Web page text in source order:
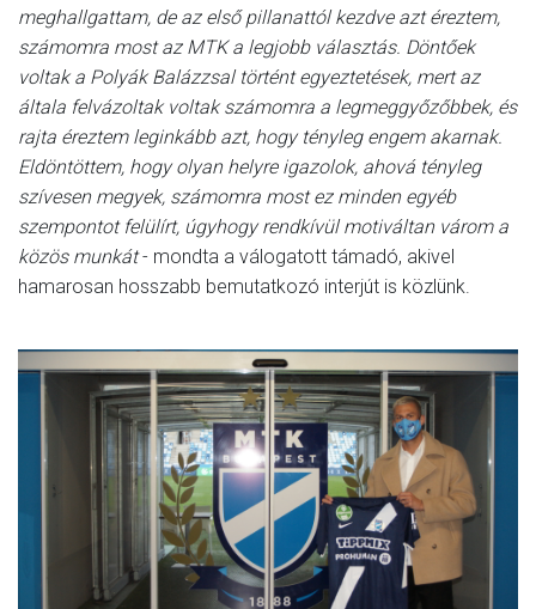
meghallgattam, de az első pillanattól kezdve azt éreztem,
számomra most az MTK a legjobb választás. Döntőek
voltak a Polyák Balázzsal történt egyeztetések, mert az
általa felvázoltak voltak számomra a legmeggyőzőbbek, és
rajta éreztem leginkább azt, hogy tényleg engem akarnak.
Eldöntöttem, hogy olyan helyre igazolok, ahová tényleg
szívesen megyek, számomra most ez minden egyéb
szempontot felülírt, úgyhogy rendkívül motiváltan várom a
közös munkát- mondta a válogatott támadó, akivel
hamarosan hosszabb bemutatkozó interjút is közlünk.